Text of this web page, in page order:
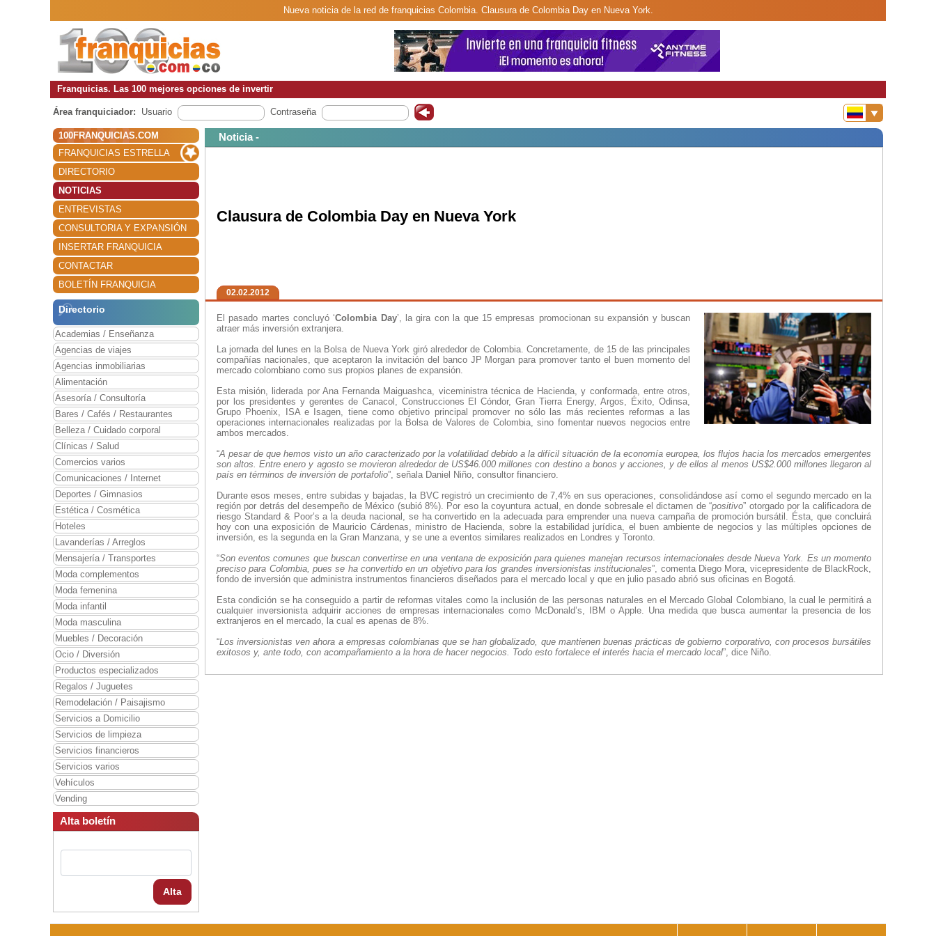
Nueva noticia de la red de franquicias Colombia. Clausura de Colombia Day en Nueva York.
Franquicias. Las 100 mejores opciones de invertir
Área franquiciador: Usuario Contraseña
100FRANQUICIAS.COM
FRANQUICIAS ESTRELLA
DIRECTORIO
NOTICIAS
ENTREVISTAS
CONSULTORIA Y EXPANSIÓN
INSERTAR FRANQUICIA
CONTACTAR
BOLETÍN FRANQUICIA
Directorio
Academias / Enseñanza
Agencias de viajes
Agencias inmobiliarias
Alimentación
Asesoría / Consultoría
Bares / Cafés / Restaurantes
Belleza / Cuidado corporal
Clínicas / Salud
Comercios varios
Comunicaciones / Internet
Deportes / Gimnasios
Estética / Cosmética
Hoteles
Lavanderías / Arreglos
Mensajería / Transportes
Moda complementos
Moda femenina
Moda infantil
Moda masculina
Muebles / Decoración
Ocio / Diversión
Productos especializados
Regalos / Juguetes
Remodelación / Paisajismo
Servicios a Domicilio
Servicios de limpieza
Servicios financieros
Servicios varios
Vehículos
Vending
Alta boletín
Alta
Noticia -
Clausura de Colombia Day en Nueva York
02.02.2012
El pasado martes concluyó ‘Colombia Day’, la gira con la que 15 empresas promocionan su expansión y buscan
atraer más inversión extranjera.
La jornada del lunes en la Bolsa de Nueva York giró alrededor de Colombia. Concretamente, de 15 de las principales
compañías nacionales, que aceptaron la invitación del banco JP Morgan para promover tanto el buen momento del
mercado colombiano como sus propios planes de expansión.
Esta misión, liderada por Ana Fernanda Maiguashca, viceministra técnica de Hacienda, y conformada, entre otros,
por los presidentes y gerentes de Canacol, Construcciones El Cóndor, Gran Tierra Energy, Argos, Éxito, Odinsa,
Grupo Phoenix, ISA e Isagen, tiene como objetivo principal promover no sólo las más recientes reformas a las
operaciones internacionales realizadas por la Bolsa de Valores de Colombia, sino fomentar nuevos negocios entre
ambos mercados.
“A pesar de que hemos visto un año caracterizado por la volatilidad debido a la difícil situación de la economía europea, los flujos hacia los mercados emergentes
son altos. Entre enero y agosto se movieron alrededor de US$46.000 millones con destino a bonos y acciones, y de ellos al menos US$2.000 millones llegaron al
país en términos de inversión de portafolio”, señala Daniel Niño, consultor financiero.
Durante esos meses, entre subidas y bajadas, la BVC registró un crecimiento de 7,4% en sus operaciones, consolidándose así como el segundo mercado en la
región por detrás del desempeño de México (subió 8%). Por eso la coyuntura actual, en donde sobresale el dictamen de “positivo” otorgado por la calificadora de
riesgo Standard & Poor’s a la deuda nacional, se ha convertido en la adecuada para emprender una nueva campaña de promoción bursátil. Ésta, que concluirá
hoy con una exposición de Mauricio Cárdenas, ministro de Hacienda, sobre la estabilidad jurídica, el buen ambiente de negocios y las múltiples opciones de
inversión, es la segunda en la Gran Manzana, y se une a eventos similares realizados en Londres y Toronto.
“Son eventos comunes que buscan convertirse en una ventana de exposición para quienes manejan recursos internacionales desde Nueva York. Es un momento
preciso para Colombia, pues se ha convertido en un objetivo para los grandes inversionistas institucionales”, comenta Diego Mora, vicepresidente de BlackRock,
fondo de inversión que administra instrumentos financieros diseñados para el mercado local y que en julio pasado abrió sus oficinas en Bogotá.
Esta condición se ha conseguido a partir de reformas vitales como la inclusión de las personas naturales en el Mercado Global Colombiano, la cual le permitirá a
cualquier inversionista adquirir acciones de empresas internacionales como McDonald’s, IBM o Apple. Una medida que busca aumentar la presencia de los
extranjeros en el mercado, la cual es apenas de 8%.
“Los inversionistas ven ahora a empresas colombianas que se han globalizado, que mantienen buenas prácticas de gobierno corporativo, con procesos bursátiles
exitosos y, ante todo, con acompañamiento a la hora de hacer negocios. Todo esto fortalece el interés hacia el mercado local”, dice Niño.